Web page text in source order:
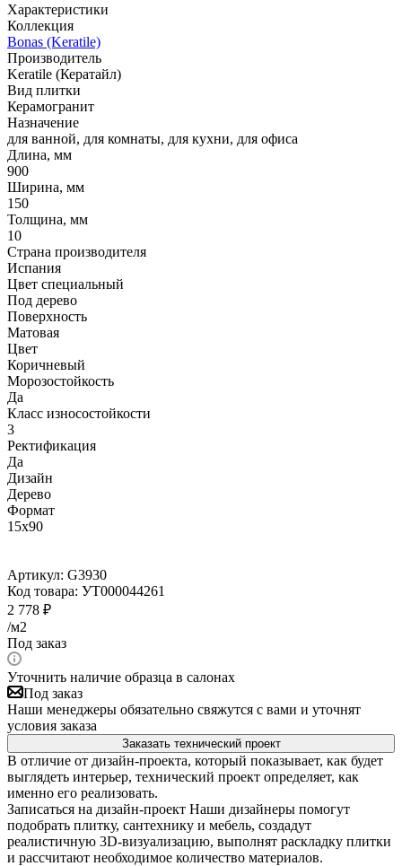
Характеристики
Коллекция
Bonas (Keratile)
Производитель
Keratile (Кератайл)
Вид плитки
Керамогранит
Назначение
для ванной, для комнаты, для кухни, для офиса
Длина, мм
900
Ширина, мм
150
Толщина, мм
10
Страна производителя
Испания
Цвет специальный
Под дерево
Поверхность
Матовая
Цвет
Коричневый
Морозостойкость
Да
Класс износостойкости
3
Ректификация
Да
Дизайн
Дерево
Формат
15x90
Артикул: G3930
Код товара: УТ000044261
2 778 ₽
/м2
Под заказ
Уточнить наличие образца в салонах
Под заказ
Наши менеджеры обязательно свяжутся с вами и уточнят
условия заказа
Заказать технический проект
В отличие от дизайн-проекта, который показывает, как будет
выглядеть интерьер, технический проект определяет, как
именно его реализовать.
Записаться на дизайн-проект Наши дизайнеры помогут
подобрать плитку, сантехнику и мебель, создадут
реалистичную 3D-визуализацию, выполнят раскладку плитки
и рассчитают необходимое количество материалов.